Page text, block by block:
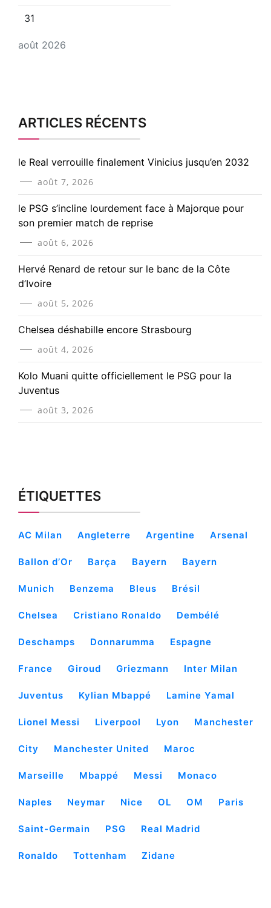
août 2026
31
ARTICLES RÉCENTS
le Real verrouille finalement Vinicius jusqu’en 2032
août 7, 2026
le PSG s’incline lourdement face à Majorque pour
son premier match de reprise
août 6, 2026
Hervé Renard de retour sur le banc de la Côte
d’Ivoire
août 5, 2026
Chelsea déshabille encore Strasbourg
août 4, 2026
Kolo Muani quitte officiellement le PSG pour la
Juventus
août 3, 2026
ÉTIQUETTES
AC Milan Angleterre Argentine Arsenal
Ballon d’Or Barça Bayern Bayern
Munich Benzema Bleus Brésil
Chelsea Cristiano Ronaldo Dembélé
Deschamps Donnarumma Espagne
France Giroud Griezmann Inter Milan
Juventus Kylian Mbappé Lamine Yamal
Lionel Messi Liverpool Lyon Manchester
City Manchester United Maroc
Marseille Mbappé Messi Monaco
Naples Neymar Nice OL OM Paris
Saint-Germain PSG Real Madrid
Ronaldo Tottenham Zidane